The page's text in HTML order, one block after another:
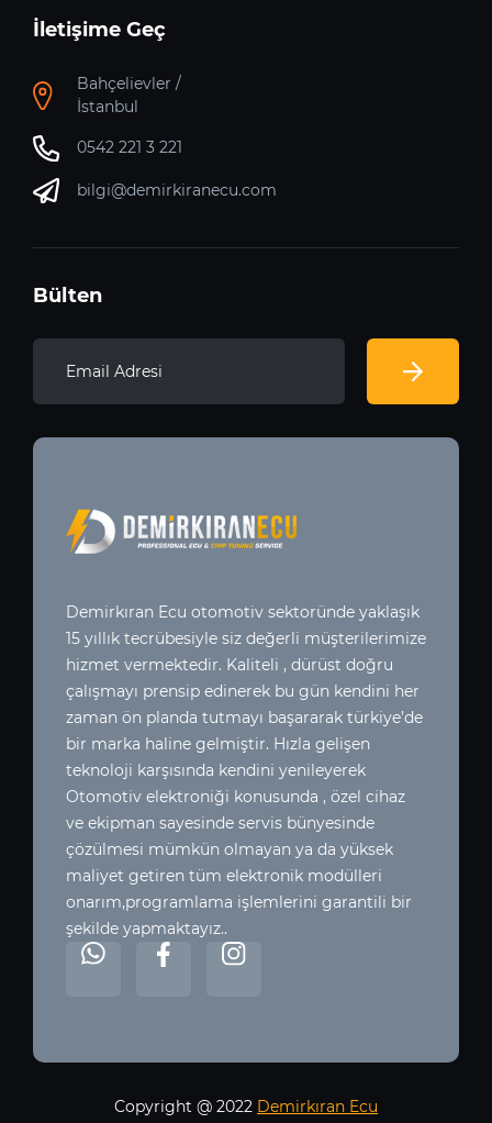
İletişime Geç
Bahçelievler /
İstanbul
0542 221 3 221
bilgi@demirkiranecu.com
Bülten
Demirkıran Ecu otomotiv sektoründe yaklaşık
15 yıllık tecrübesiyle siz değerli müşterilerimize
hizmet vermektedir. Kaliteli , dürüst doğru
çalışmayı prensip edinerek bu gün kendini her
zaman ön planda tutmayı başararak türkiye’de
bir marka haline gelmiştir. Hızla gelişen
teknoloji karşısında kendini yenileyerek
Otomotiv elektroniği konusunda , özel cihaz
ve ekipman sayesinde servis bünyesinde
çözülmesi mümkün olmayan ya da yüksek
maliyet getiren tüm elektronik modülleri
onarım,programlama işlemlerini garantili bir
şekilde yapmaktayız..
Copyright @ 2022 Demirkıran Ecu